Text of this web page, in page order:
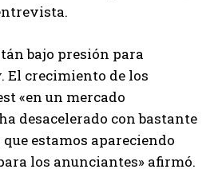
bajo presión para
El crecimiento de los
«en un mercado
desacelerado con bastante
estamos apareciendo
los anunciantes» afirmó.